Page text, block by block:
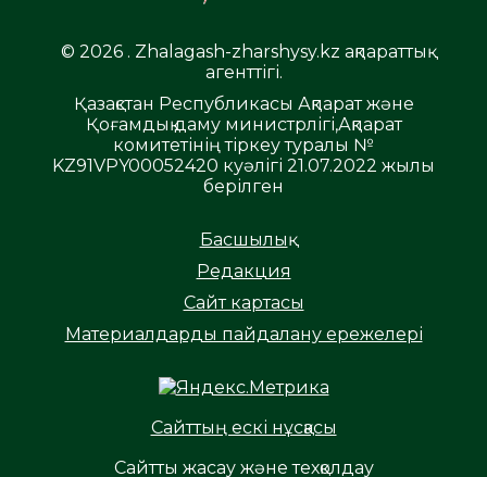
© 2026 . Zhalagash-zharshysy.kz ақпараттық
агенттігі.
Қазақстан Республикасы Ақпарат және
Қоғамдық даму министрлігі,Ақпарат
комитетінің тіркеу туралы №
KZ91VPY00052420 куәлігі 21.07.2022 жылы
берілген
Басшылық
Редакция
Сайт картасы
Материалдарды пайдалану ережелері
Сайттың ескі нұсқасы
Сайтты жасау және техқолдау